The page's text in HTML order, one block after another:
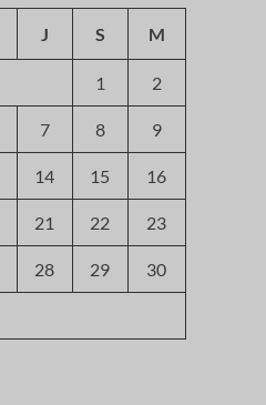
J S M
1 2
7 8 9
14 15 16
21 22 23
28 29 30